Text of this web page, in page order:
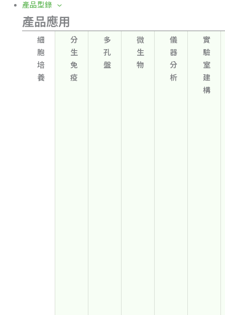
產品型錄
產品應用
細
胞
培
養
分
生
免
疫
多
孔
盤
微
生
物
儀
器
分
析
實
驗
室
建
構